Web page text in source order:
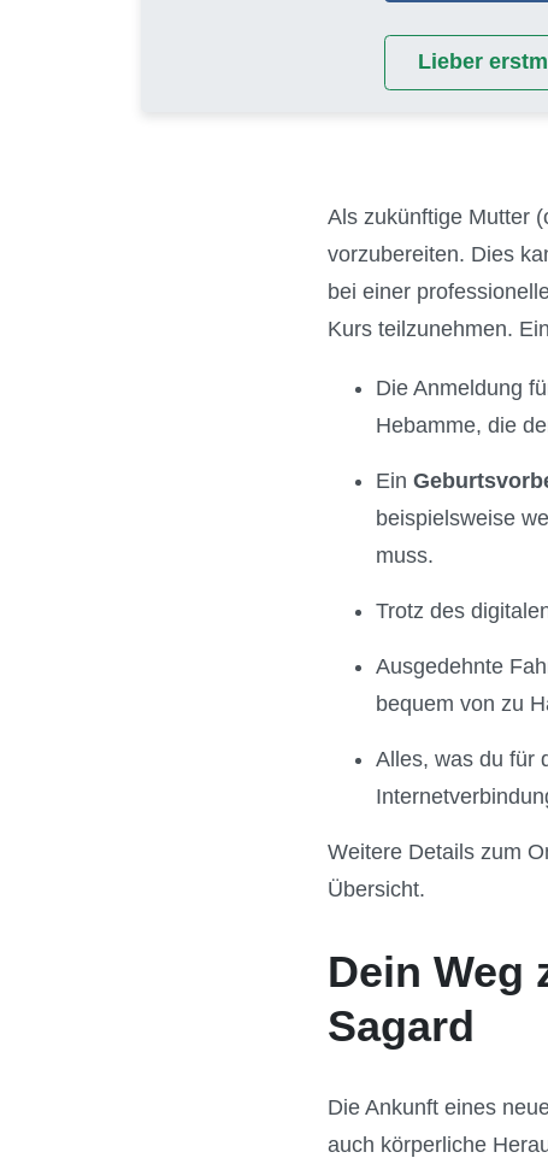
Lieber
Als zukünftige Mutter
vorzubereiten. Dies
bei einer
Kurs teilzunehmen.
Die Anmeldung
Hebamme, die
Ein
beispielsweise
muss.
Trotz des
Ausgedehnte
bequem von zu
Alles, was du für
Weitere Details zum
Übersicht.
Dein Weg
Sagard
Die Ankunft eines
auch körperliche